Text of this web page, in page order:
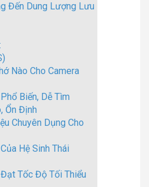
Đến Dung Lượng Lưu
Nào Cho Camera
Biến, Dễ Tìm
Ổn Định
Chuyên Dụng Cho
Hệ Sinh Thái
Tốc Độ Tối Thiểu